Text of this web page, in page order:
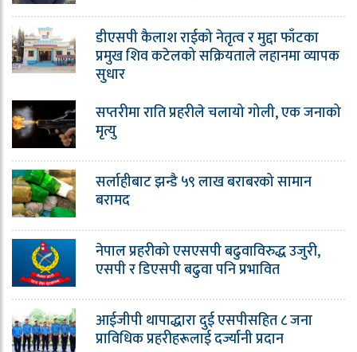
डीएसपी कैलाश राईको नेतृत्व र मुद्दा फाँटका
प्रमुख शिव कटेलको सक्रियताले लहानमा व्यापक
सुधार
सप्तरीमा राति प्रहरीले चलायो गोली, एक जनाको
मृत्यु
सर्लाहीबाट झन्डै ५९ लाख बराबरको सामान
बरामद
नेपाल प्रहरीको एसएसपी बढुवाविरुद्ध उजुरी,
एसपी र डिएसपी बढुवा पनि प्रभावित
आईजीपी थापाद्धारा दुई एसपीसहित ८ जना
प्राविधिक प्रहरीहरूलाई दर्ज्यानी प्रदान